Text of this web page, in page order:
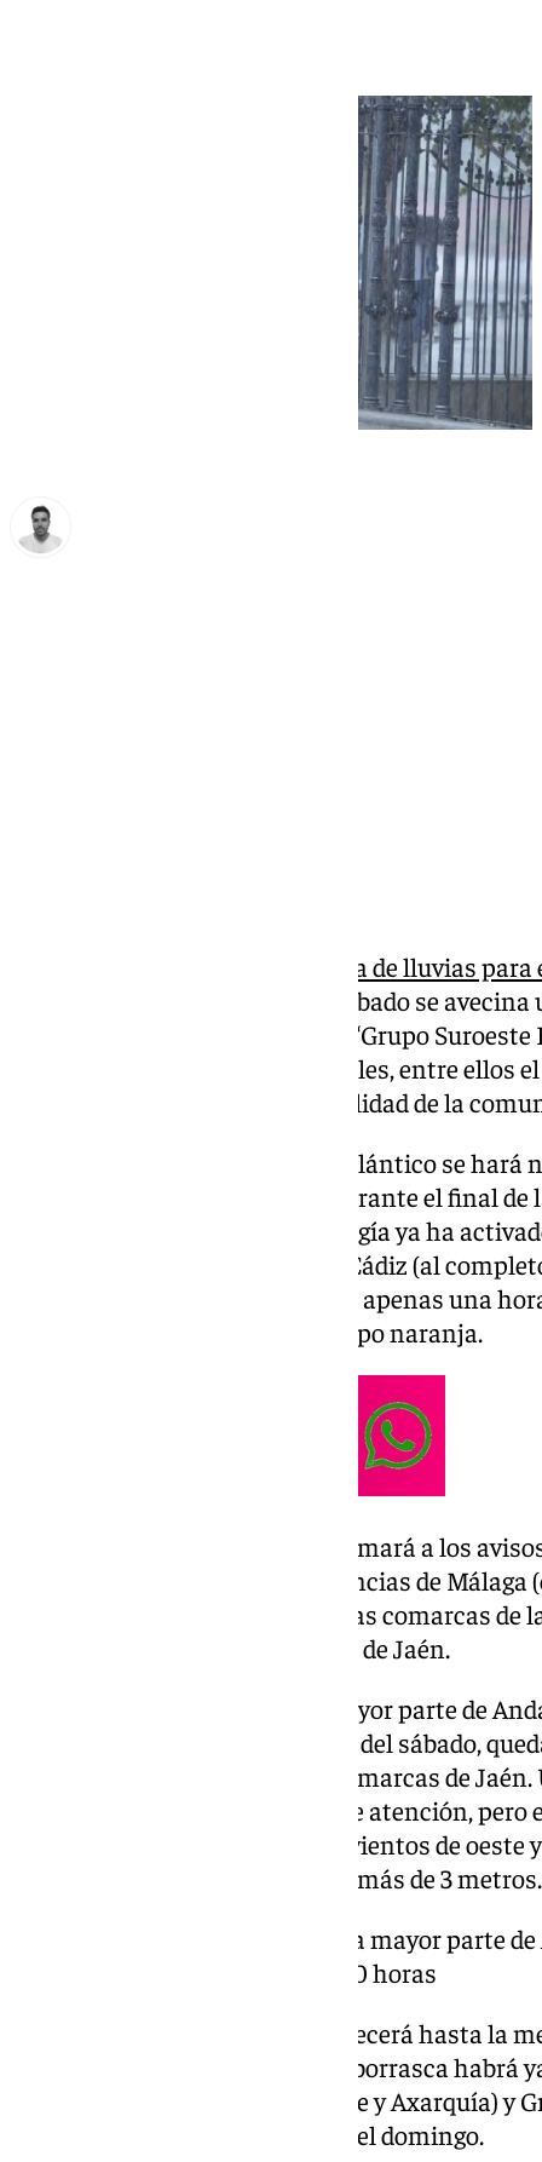
semana extraordinaria de lluvias
, este sábado se
que ya ha sido nombrada por el ‘Grupo
servicios meteorológicos estatales, entre ellos
y que afectará a la práctica totalidad de la
La llegada de este gran frente atlántico se
provincias más occidentales durante el final de
la Agencia Estatal de Meteorología ya ha
provincias de Huelva, Sevilla y Cádiz (al
20 litros por metro cuadrado en apenas una
gaditano, en cambio, serán de tipo naranja.
A partir de las 21.00 horas se sumará a los
las 00.00 horas serán las provincias de
de Ronda), Granada, junto con las comarcas
Morena y Valle del Guadalquivir de Jaén.
El panorama de avisos en la mayor parte de
principio, hasta las 15.00 horas del sábado,
Málaga, Cádiz, Granada, y las comarcas de
activaran dos nuevas señales de atención,
en Cádiz y Almería. Se esperan vientos de
los 61 kilómetros hora y olas de más de 3 metros.
El panorama de avisos en la mayor parte
en principio, hasta las 15.00 horas
Tal previsión de Aemet permanecerá hasta la
horas la mayor virulencia de la borrasca habrá
Málaga (Sol, Ronda, Guadalhorce y Axarquía)
sus avisos amarillos a lo largo del domingo.